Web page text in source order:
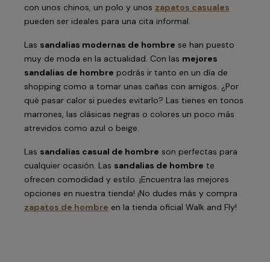
con unos chinos, un polo y unos zapatos casuales
pueden ser ideales para una cita informal.
Las sandalias modernas de hombre se han puesto
muy de moda en la actualidad. Con las mejores
sandalias de hombre podrás ir tanto en un día de
shopping como a tomar unas cañas con amigos. ¿Por
qué pasar calor si puedes evitarlo? Las tienes en tonos
marrones, las clásicas negras o colores un poco más
atrevidos como azul o beige.
Las sandalias casual de hombre son perfectas para
cualquier ocasión. Las sandalias de hombre te
ofrecen comodidad y estilo. ¡Encuentra las mejores
opciones en nuestra tienda! ¡No dudes más y compra
zapatos de hombre en la tienda oficial Walk and Fly!